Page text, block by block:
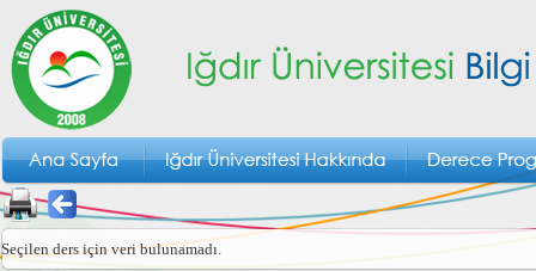
Seçilen ders için veri bulunamadı.